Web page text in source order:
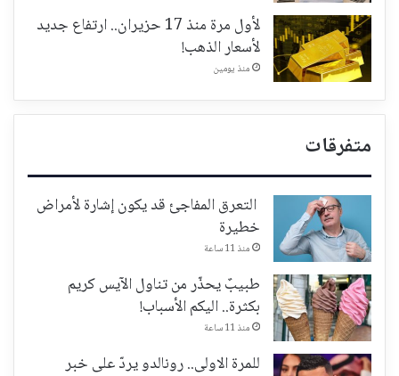
لأول مرة منذ 17 حزيران.. ارتفاع جديد
لأسعار الذهب!
منذ يومين
متفرقات
التعرق المفاجئ قد يكون إشارة لأمراض
خطيرة
منذ 11 ساعة
طبيبٌ يحذّر من تناول الآيس كريم
بكثرة.. اليكم الأسباب!
منذ 11 ساعة
للمرة الاولى.. رونالدو يردّ على خبر